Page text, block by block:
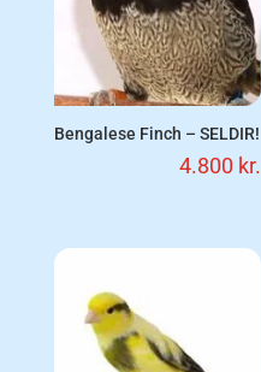
Bengalese Finch – SELDIR!
4.800 kr.